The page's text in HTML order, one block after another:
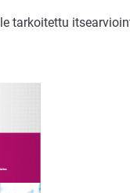
tarkoitettu